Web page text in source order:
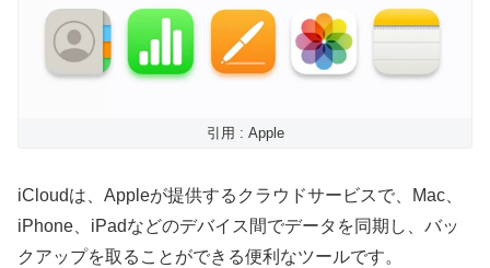
引用 : Apple
iCloudは、Appleが提供するクラウドサービスで、Mac、
iPhone、iPadなどのデバイス間でデータを同期し、バッ
クアップを取ることができる便利なツールです。